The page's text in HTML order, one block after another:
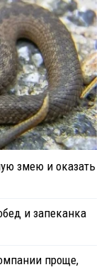
змею и оказать
и запеканка
проще,